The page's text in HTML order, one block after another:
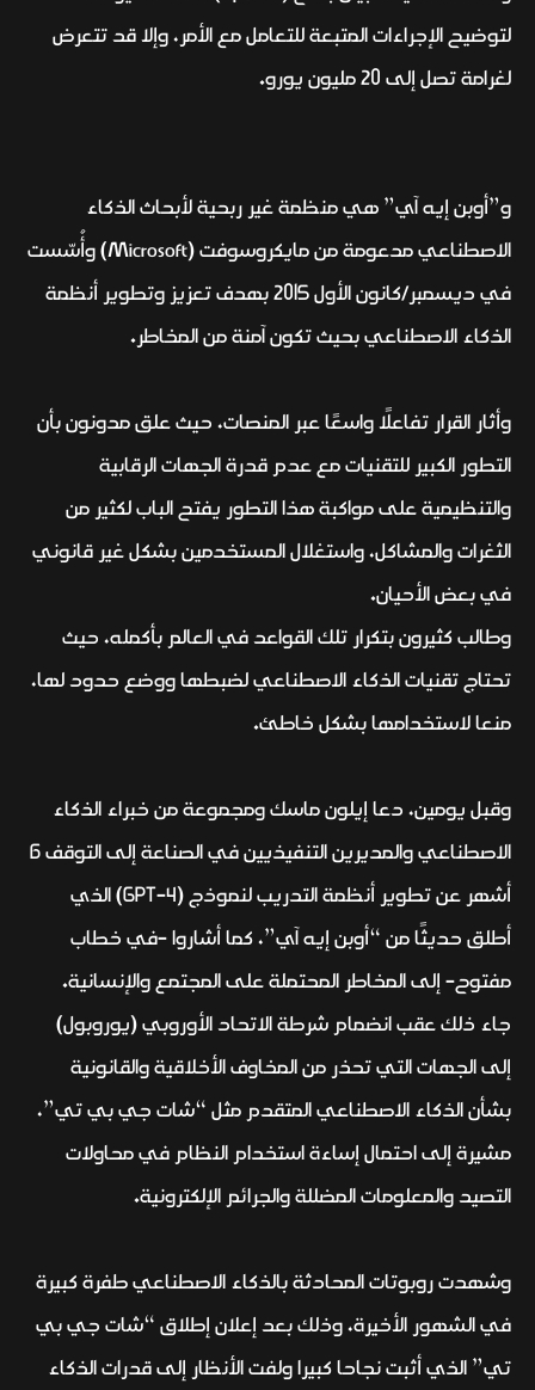
لتوضيح الإجراءات المتبعة للتعامل مع الأمر، وإلا قد تتعرض
لغرامة تصل إلى 20 مليون يورو.
و”أوبن إيه آي” هي منظمة غير ربحية لأبحاث الذكاء
الاصطناعي مدعومة من مايكروسوفت (Microsoft) وأُسّست
في ديسمبر/كانون الأول 2015 بهدف تعزيز وتطوير أنظمة
الذكاء الاصطناعي بحيث تكون آمنة من المخاطر.
وأثار القرار تفاعلًا واسعًا عبر المنصات، حيث علق مدونون بأن
التطور الكبير للتقنيات مع عدم قدرة الجهات الرقابية
والتنظيمية على مواكبة هذا التطور يفتح الباب لكثير من
الثغرات والمشاكل، واستغلال المستخدمين بشكل غير قانوني
في بعض الأحيان.
وطالب كثيرون بتكرار تلك القواعد في العالم بأكمله، حيث
تحتاج تقنيات الذكاء الاصطناعي لضبطها ووضع حدود لها،
منعا لاستخدامها بشكل خاطئ.
وقبل يومين، دعا إيلون ماسك ومجموعة من خبراء الذكاء
الاصطناعي والمديرين التنفيذيين في الصناعة إلى التوقف 6
أشهر عن تطوير أنظمة التدريب لنموذج (GPT-4) الذي
أطلق حديثًا من “أوبن إيه آي”، كما أشاروا -في خطاب
مفتوح- إلى المخاطر المحتملة على المجتمع والإنسانية.
جاء ذلك عقب انضمام شرطة الاتحاد الأوروبي (يوروبول)
إلى الجهات التي تحذر من المخاوف الأخلاقية والقانونية
بشأن الذكاء الاصطناعي المتقدم مثل “شات جي بي تي”،
مشيرة إلى احتمال إساءة استخدام النظام في محاولات
التصيد والمعلومات المضللة والجرائم الإلكترونية.
وشهدت روبوتات المحادثة بالذكاء الاصطناعي طفرة كبيرة
في الشهور الأخيرة، وذلك بعد إعلان إطلاق “شات جي بي
تي” الذي أثبت نجاحا كبيرا ولفت الأنظار إلى قدرات الذكاء